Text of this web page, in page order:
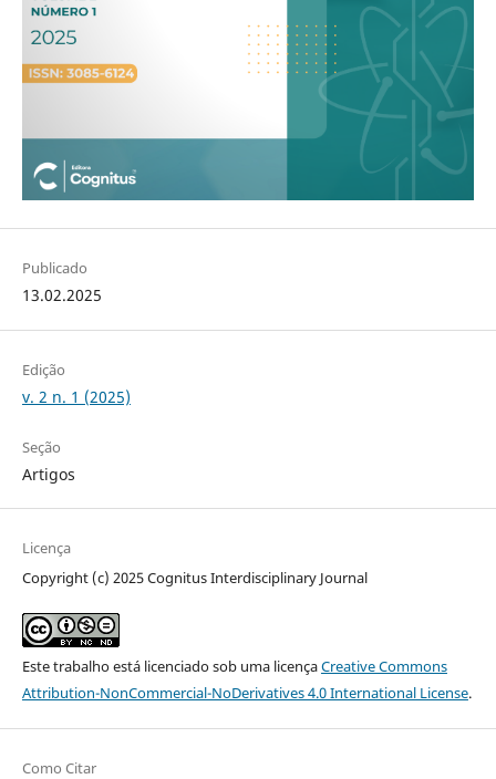
Publicado
13.02.2025
Edição
v. 2 n. 1 (2025)
Seção
Artigos
Licença
Copyright (c) 2025 Cognitus Interdisciplinary Journal
Este trabalho está licenciado sob uma licençaCreative Commons
Attribution-NonCommercial-NoDerivatives 4.0 International License.
Como Citar